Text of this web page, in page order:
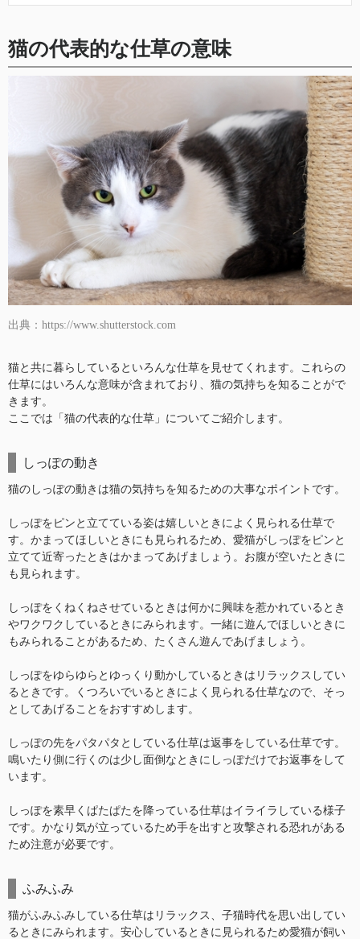
猫の代表的な仕草の意味
出典：https://www.shutterstock.com
猫と共に暮らしているといろんな仕草を見せてくれます。これらの
仕草にはいろんな意味が含まれており、猫の気持ちを知ることがで
きます。
ここでは「猫の代表的な仕草」についてご紹介します。
しっぽの動き
猫のしっぽの動きは猫の気持ちを知るための大事なポイントです。
しっぽをピンと立てている姿は嬉しいときによく見られる仕草で
す。かまってほしいときにも見られるため、愛猫がしっぽをピンと
立てて近寄ったときはかまってあげましょう。お腹が空いたときに
も見られます。
しっぽをくねくねさせているときは何かに興味を惹かれているとき
やワクワクしているときにみられます。一緒に遊んでほしいときに
もみられることがあるため、たくさん遊んであげましょう。
しっぽをゆらゆらとゆっくり動かしているときはリラックスしてい
るときです。くつろいでいるときによく見られる仕草なので、そっ
としてあげることをおすすめします。
しっぽの先をパタパタとしている仕草は返事をしている仕草です。
鳴いたり側に行くのは少し面倒なときにしっぽだけでお返事をして
います。
しっぽを素早くぱたぱたを降っている仕草はイライラしている様子
です。かなり気が立っているため手を出すと攻撃される恐れがある
ため注意が必要です。
ふみふみ
猫がふみふみしている仕草はリラックス、子猫時代を思い出してい
るときにみられます。安心しているときに見られるため愛猫が飼い